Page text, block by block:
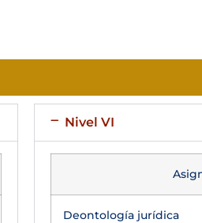
Nivel VI
Deontología jurídica